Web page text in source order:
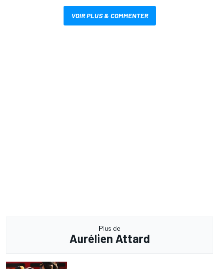
VOIR PLUS & COMMENTER
Plus de
Aurélien Attard